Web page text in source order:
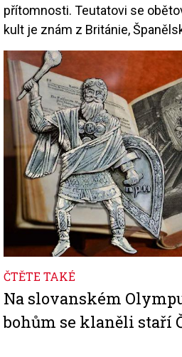
přítomnosti. Teutatovi se
kult je znám z Británie,
Image
ČTĚTE TAKÉ
Na slovanském
bohům se klaněli staří